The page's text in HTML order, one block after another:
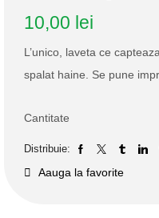
10,00 lei
L’unico, laveta ce
spalat haine. Se pune
Cantitate
Distribuie:
Aauga la favorite